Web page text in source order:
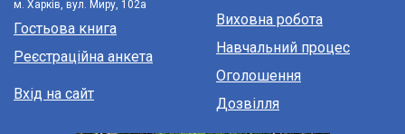
Виховна робота
Навчальний процес
Оголошення
Дозвілля
м. Харків, вул. Миру, 102а
Гостьова книга
Реєстраційна анкета
Вхід на сайт